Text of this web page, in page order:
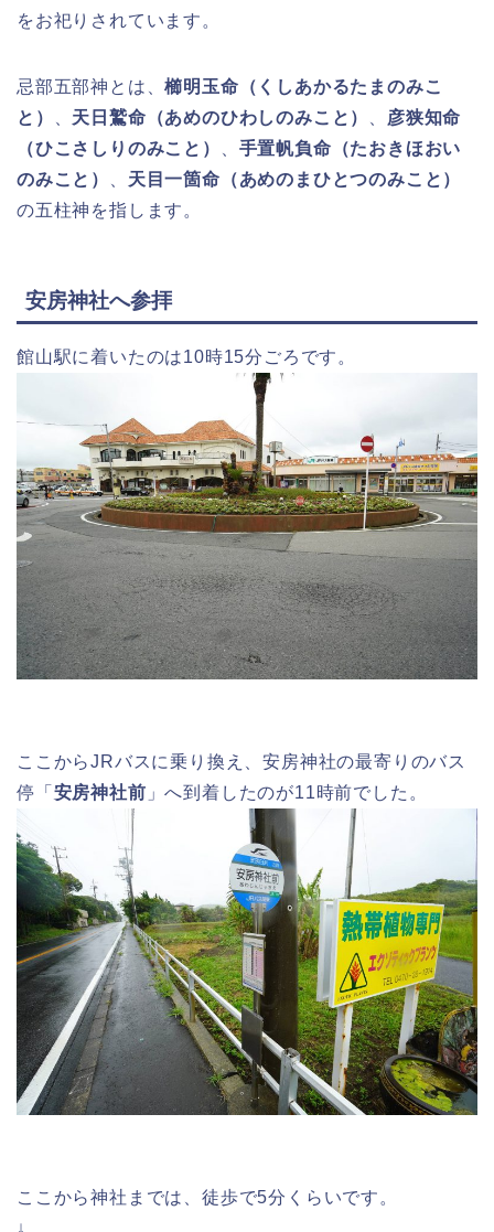
をお祀りされています。
忌部五部神とは、櫛明玉命（くしあかるたまのみこ
と）
天日鷲命（あめのひわしのみこと）
彦狭知命
（ひこさしりのみこと）
手置帆負命（たおきほおい
のみこと）
天目一箇命（あめのまひとつのみこと）
の五柱神を指します。
安房神社へ参拝
館山駅に着いたのは10時15分ごろです。
ここからJRバスに乗り換え、安房神社の最寄りのバス
停「 安房神社前 」へ到着したのが11時前でした。
ここから神社までは、徒歩で5分くらいです。